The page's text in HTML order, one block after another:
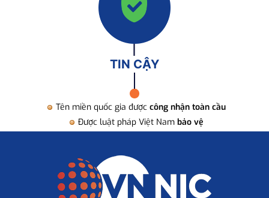
TIN CẬY
Tên miền quốc gia được công nhận toàn cầu
Được luật pháp Việt Nam bảo vệ